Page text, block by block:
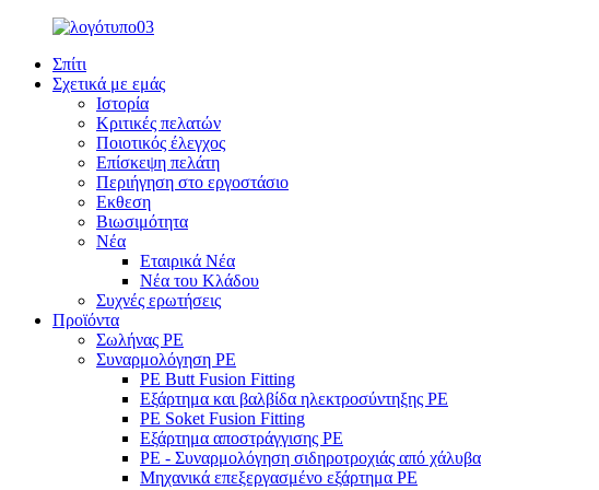
Σπίτι
Σχετικά με εμάς
Ιστορία
Κριτικές πελατών
Ποιοτικός έλεγχος
Επίσκεψη πελάτη
Περιήγηση στο εργοστάσιο
Εκθεση
Βιωσιμότητα
Νέα
Εταιρικά Νέα
Νέα του Κλάδου
Συχνές ερωτήσεις
Προϊόντα
Σωλήνας PE
Συναρμολόγηση PE
PE Butt Fusion Fitting
Εξάρτημα και βαλβίδα ηλεκτροσύντηξης PE
PE Soket Fusion Fitting
Εξάρτημα αποστράγγισης PE
PE - Συναρμολόγηση σιδηροτροχιάς από χάλυβα
Μηχανικά επεξεργασμένο εξάρτημα PE